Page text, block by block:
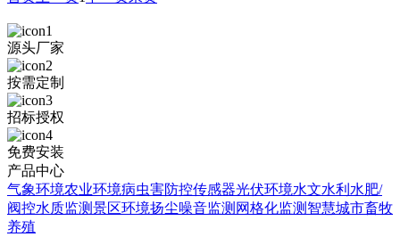
源头厂家
按需定制
招标授权
免费安装
产品中心
气象环境农业环境病虫害防控传感器光伏环境水文水利 水肥/
阀控水质监测景区环境扬尘噪音监测 网格化监测 智慧城市畜牧
养殖